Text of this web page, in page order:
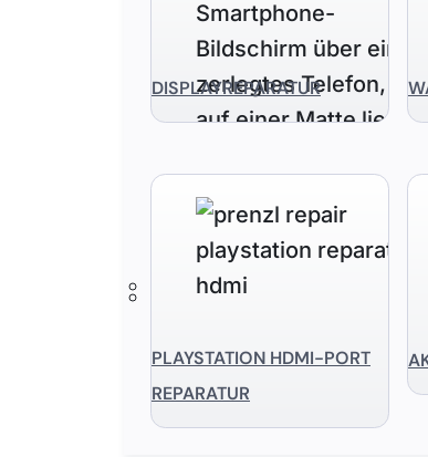
DISPLAYREPARATUR
PLAYSTATION HDMI-PORT
REPARATUR